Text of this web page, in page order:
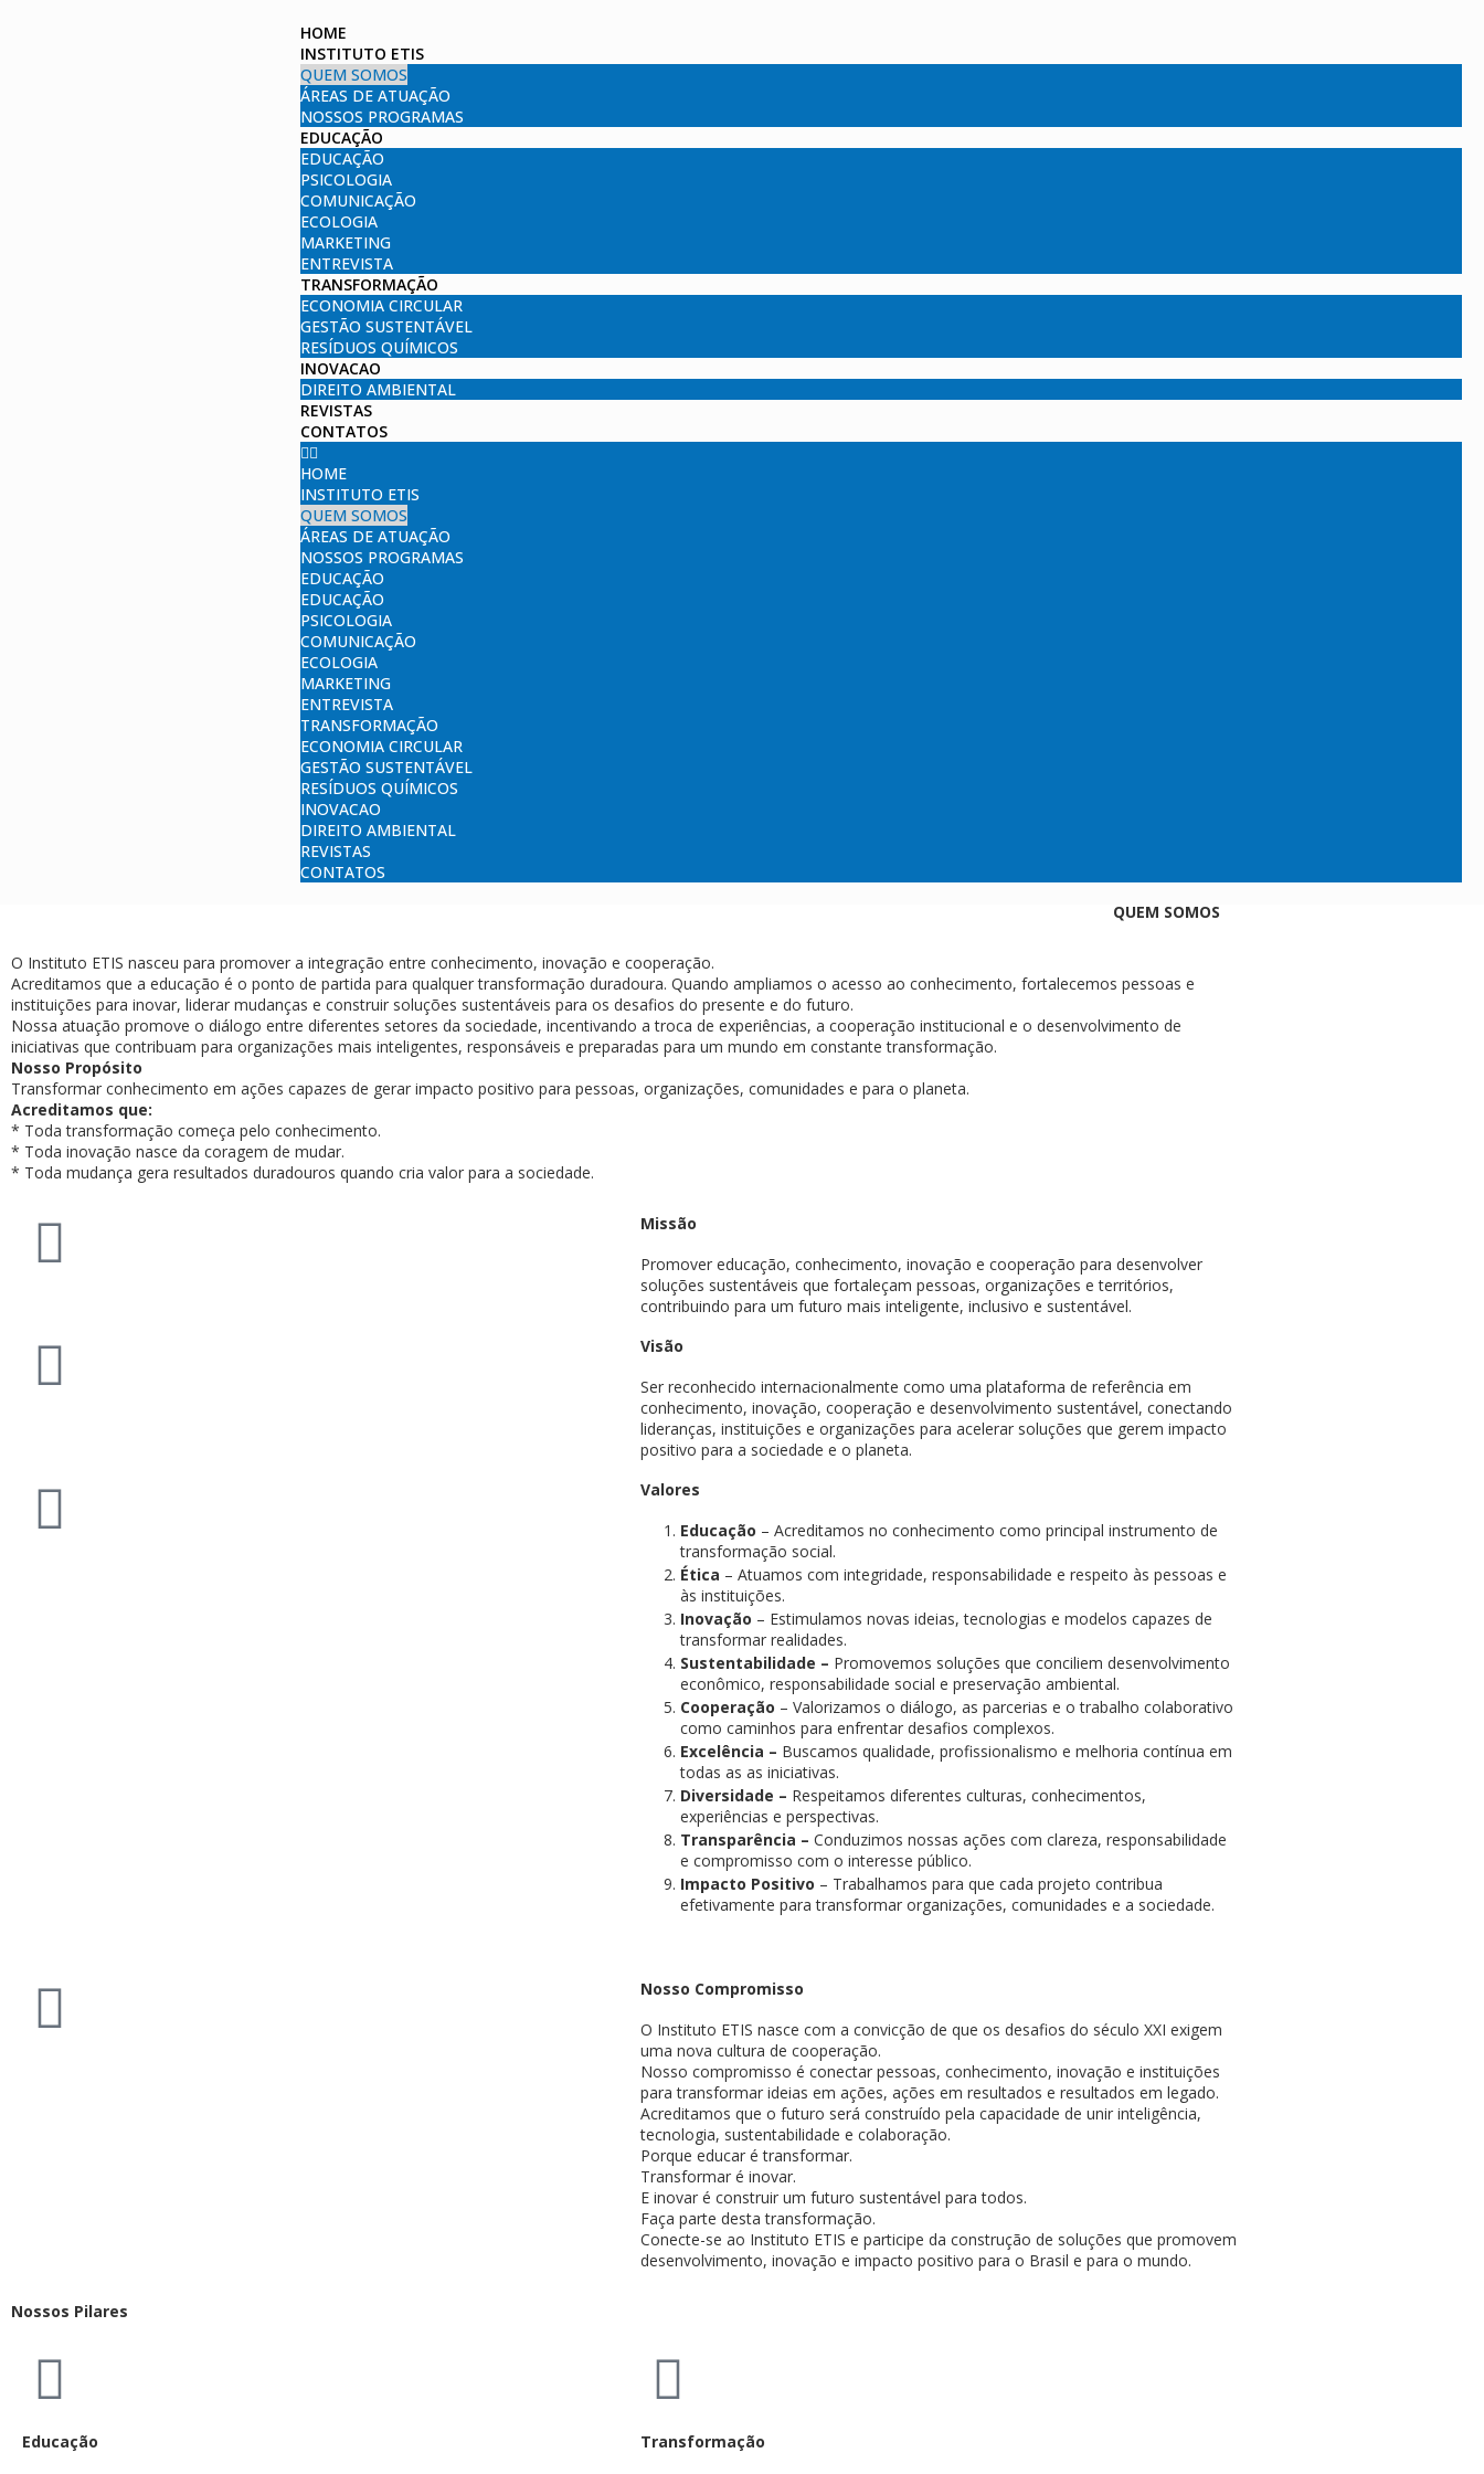
HOME
INSTITUTO ETIS
QUEM SOMOS
ÁREAS DE ATUAÇÃO
NOSSOS PROGRAMAS
EDUCAÇÃO
EDUCAÇÃO
PSICOLOGIA
COMUNICAÇÃO
ECOLOGIA
MARKETING
ENTREVISTA
TRANSFORMAÇÃO
ECONOMIA CIRCULAR
GESTÃO SUSTENTÁVEL
RESÍDUOS QUÍMICOS
INOVACAO
DIREITO AMBIENTAL
REVISTAS
CONTATOS
HOME
INSTITUTO ETIS
QUEM SOMOS
ÁREAS DE ATUAÇÃO
NOSSOS PROGRAMAS
EDUCAÇÃO
EDUCAÇÃO
PSICOLOGIA
COMUNICAÇÃO
ECOLOGIA
MARKETING
ENTREVISTA
TRANSFORMAÇÃO
ECONOMIA CIRCULAR
GESTÃO SUSTENTÁVEL
RESÍDUOS QUÍMICOS
INOVACAO
DIREITO AMBIENTAL
REVISTAS
CONTATOS
QUEM SOMOS
O Instituto ETIS nasceu para promover a integração entre conhecimento, inovação e cooperação.
Acreditamos que a educação é o ponto de partida para qualquer transformação duradoura. Quando ampliamos o acesso ao conhecimento, fortalecemos pessoas e
instituições para inovar, liderar mudanças e construir soluções sustentáveis para os desafios do presente e do futuro.
Nossa atuação promove o diálogo entre diferentes setores da sociedade, incentivando a troca de experiências, a cooperação institucional e o desenvolvimento de
iniciativas que contribuam para organizações mais inteligentes, responsáveis e preparadas para um mundo em constante transformação.
Nosso Propósito
Transformar conhecimento em ações capazes de gerar impacto positivo para pessoas, organizações, comunidades e para o planeta.
Acreditamos que:
* Toda transformação começa pelo conhecimento.
* Toda inovação nasce da coragem de mudar.
* Toda mudança gera resultados duradouros quando cria valor para a sociedade.
Missão
Promover educação, conhecimento, inovação e cooperação para desenvolver
soluções sustentáveis que fortaleçam pessoas, organizações e territórios,
contribuindo para um futuro mais inteligente, inclusivo e sustentável.
Visão
Ser reconhecido internacionalmente como uma plataforma de referência em
conhecimento, inovação, cooperação e desenvolvimento sustentável, conectando
lideranças, instituições e organizações para acelerar soluções que gerem impacto
positivo para a sociedade e o planeta.
Valores
Educação – Acreditamos no conhecimento como principal instrumento de
transformação social.
Ética – Atuamos com integridade, responsabilidade e respeito às pessoas e
às instituições.
Inovação – Estimulamos novas ideias, tecnologias e modelos capazes de
transformar realidades.
Sustentabilidade – Promovemos soluções que conciliem desenvolvimento
econômico, responsabilidade social e preservação ambiental.
Cooperação – Valorizamos o diálogo, as parcerias e o trabalho colaborativo
como caminhos para enfrentar desafios complexos.
Excelência – Buscamos qualidade, profissionalismo e melhoria contínua em
todas as as iniciativas.
Diversidade – Respeitamos diferentes culturas, conhecimentos,
experiências e perspectivas.
Transparência – Conduzimos nossas ações com clareza, responsabilidade
e compromisso com o interesse público.
Impacto Positivo – Trabalhamos para que cada projeto contribua
efetivamente para transformar organizações, comunidades e a sociedade.
Nosso Compromisso
O Instituto ETIS nasce com a convicção de que os desafios do século XXI exigem
uma nova cultura de cooperação.
Nosso compromisso é conectar pessoas, conhecimento, inovação e instituições
para transformar ideias em ações, ações em resultados e resultados em legado.
Acreditamos que o futuro será construído pela capacidade de unir inteligência,
tecnologia, sustentabilidade e colaboração.
Porque educar é transformar.
Transformar é inovar.
E inovar é construir um futuro sustentável para todos.
Faça parte desta transformação.
Conecte-se ao Instituto ETIS e participe da construção de soluções que promovem
desenvolvimento, inovação e impacto positivo para o Brasil e para o mundo.
Nossos Pilares
Educação
Transformação